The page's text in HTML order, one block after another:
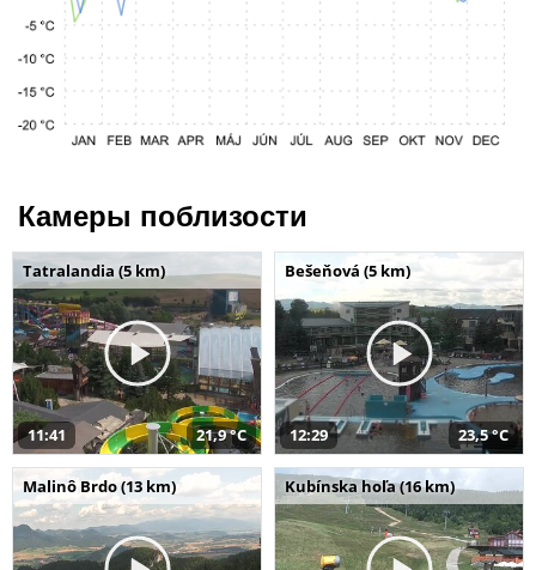
Камеры поблизости
Tatralandia (5 km)
11:41 21,9 °C
Bešeňová (5 km)
12:29 23,5 °C
Malinô Brdo (13 km) Kubínska hoľa (16 km)